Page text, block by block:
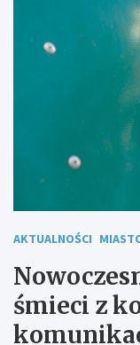
AKTUALNOŚCI
śmieci z